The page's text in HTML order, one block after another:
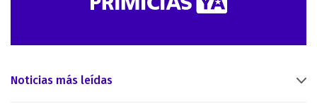
Noticias más leídas